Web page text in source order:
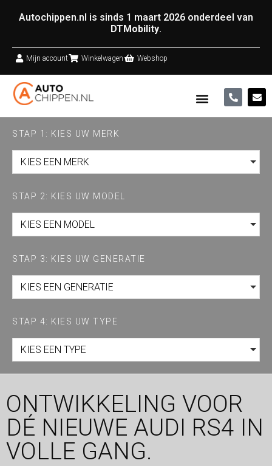
Autochippen.nl is sinds 1 maart 2026 onderdeel van
DTMobility.
Mijn account Winkelwagen Webshop
STAP 1: KIES UW MERK
KIES EEN MERK
STAP 2: KIES UW MODEL
KIES EEN MODEL
STAP 3: KIES UW GENERATIE
KIES EEN GENERATIE
STAP 4: KIES UW TYPE
KIES EEN TYPE
ONTWIKKELING VOOR
DÉ NIEUWE AUDI RS4 IN
VOLLE GANG.